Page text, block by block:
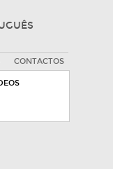
CONTACTOS